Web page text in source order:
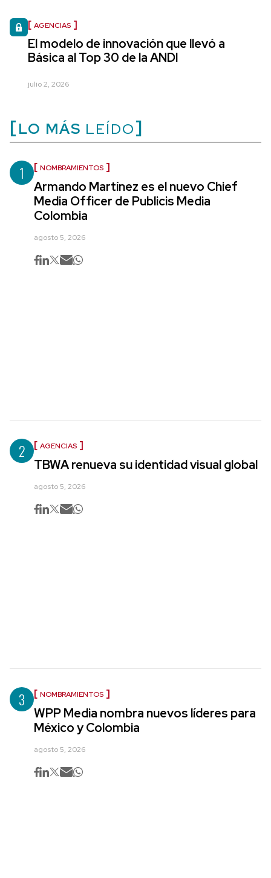
AGENCIAS
El modelo de innovación que llevó a
Básica al Top 30 de la ANDI
julio 2, 2026
LO MÁS LEÍDO
1 NOMBRAMIENTOS
Armando Martínez es el nuevo Chief
Media Officer de Publicis Media
Colombia
agosto 5, 2026
2 AGENCIAS
TBWA renueva su identidad visual global
agosto 5, 2026
3 NOMBRAMIENTOS
WPP Media nombra nuevos líderes para
México y Colombia
agosto 5, 2026